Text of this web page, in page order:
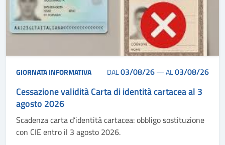
GIORNATA INFORMATIVA DAL03/08/26—AL03/08/26
Cessazione validità Carta di identità cartacea al 3
agosto 2026
Scadenza carta d’identità cartacea: obbligo sostituzione
con CIE entro il 3 agosto 2026.